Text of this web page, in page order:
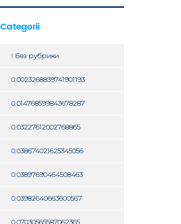
Categorii
! Без рубрики
0.0023268839741901193
0.014768599843678287
0.03227612002768865
0.038674021625345056
0.03897690464508463
0.03982640663600567
0.07030565587062365